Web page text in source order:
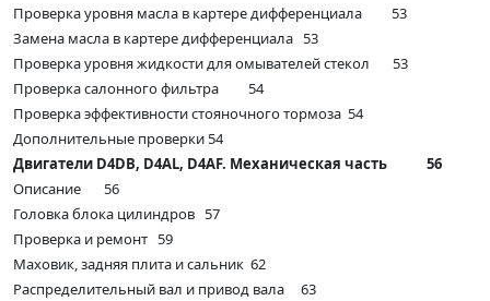
Проверка уровня масла в картере дифференциала 53
Замена масла в картере дифференциала 53
Проверка уровня жидкости для омывателей стекол 53
Проверка салонного фильтра 54
Проверка эффективности стояночного тормоза 54
Дополнительные проверки 54
Двигатели D4DB, D4AL, D4AF. Механическая часть 56
Описание 56
Головка блока цилиндров 57
Проверка и ремонт 59
Маховик, задняя плита и сальник 62
Распределительный вал и привод вала 63